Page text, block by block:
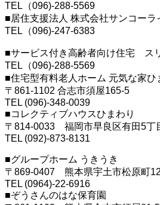
TEL（096)-288-5569
■居住支援法人 株式会社サンコーラ
TEL（096)-247-6383
■サービス付き高齢者向け住宅 ス
TEL（096)-288-5569
■住宅型有料老人ホーム 元気な家ひ
〒861-1102 合志市須屋165-5
TEL (096)-348-0039
■コレクティブハウスひまわり
〒814-0033 福岡市早良区有田5丁
TEL (092)-873-8131
■グループホーム うきうき
〒869-0407 熊本県宇土市松原町
TEL (0964)-22-6916
■ぞうさんのはな保育園